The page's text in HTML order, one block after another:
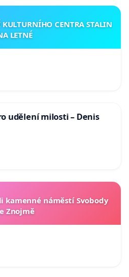
CENTRA STALIN
LETNÉ
udělení milosti – Denis
kamenné náměstí Svobody
Znojmě